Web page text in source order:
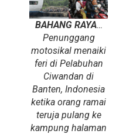
BAHANG RAYA…
Penunggang
motosikal menaiki
feri di Pelabuhan
Ciwandan di
Banten, Indonesia
ketika orang ramai
teruja pulang ke
kampung halaman